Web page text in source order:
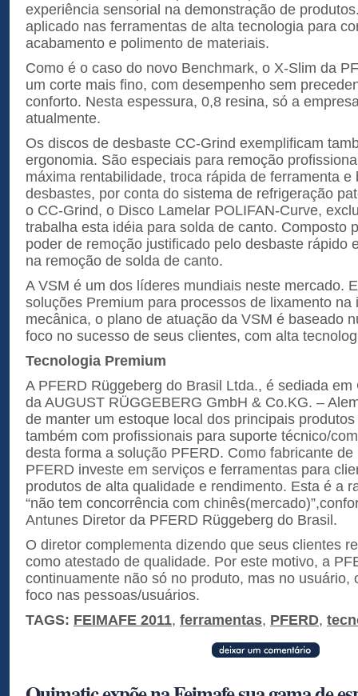
experiência sensorial na demonstração de
aplicado nas ferramentas de alta tecnologia para
acabamento e polimento de materiais.
Como é o caso do novo Benchmark, o X-Slim da
um corte mais fino, com desempenho sem
conforto. Nesta espessura, 0,8 resina, só a
atualmente.
Os discos de desbaste CC-Grind exemplificam
ergonomia. São especiais para remoção
máxima rentabilidade, troca rápida de ferramenta e
desbastes, por conta do sistema de refrigeração
o CC-Grind, o Disco Lamelar POLIFAN-Curve,
trabalha esta idéia para solda de canto. Composto
poder de remoção justificado pelo desbaste rápido
na remoção de solda de canto.
A VSM é um dos líderes mundiais neste mercado.
soluções Premium para processos de lixamento na
mecânica, o plano de atuação da VSM é baseado
foco no sucesso de seus clientes, com alta
Tecnologia Premium
A PFERD Rüggeberg do Brasil Ltda., é sediada
da AUGUST RÜGGEBERG GmbH & Co.KG. –
de manter um estoque local dos principais
também com profissionais para suporte técnico/
desta forma a solução PFERD. Como fabricante de
PFERD investe em serviços e ferramentas para
produtos de alta qualidade e rendimento. Esta é a
“não tem concorrência com
Antunes Diretor da PFERD Rüggeberg do Brasil.
O diretor complementa dizendo que seus clientes
como atestado de qualidade. Por este motivo, a
continuamente não só no produto, mas no usuário,
foco nas pessoas/usuários.
TAGS: FEIMAFE 2011, ferramentas, PFERD,